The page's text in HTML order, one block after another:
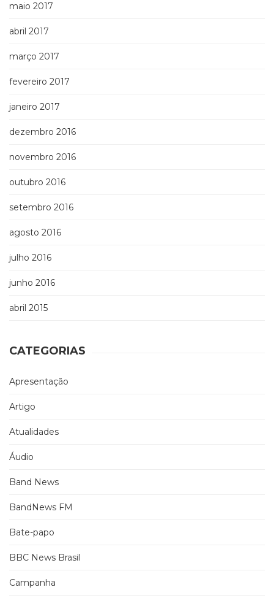
maio 2017
abril 2017
março 2017
fevereiro 2017
janeiro 2017
dezembro 2016
novembro 2016
outubro 2016
setembro 2016
agosto 2016
julho 2016
junho 2016
abril 2015
CATEGORIAS
Apresentação
Artigo
Atualidades
Áudio
Band News
BandNews FM
Bate-papo
BBC News Brasil
Campanha